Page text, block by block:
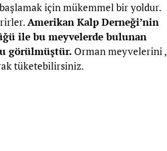
için mükemmel bir yoldur.
Amerikan Kalp Derneği’nin
ile bu meyvelerde bulunan
görülmüştür. Orman meyvelerini ,
tüketebilirsiniz.